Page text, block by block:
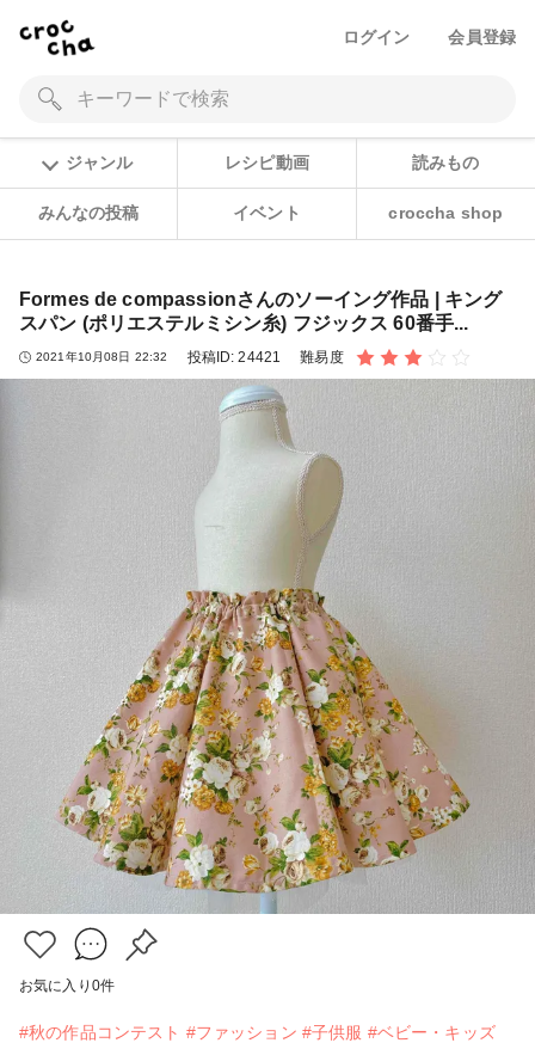
ログイン 会員登録
ジャンル レシピ動画 読みもの
みんなの投稿 イベント croccha shop
Formes de compassionさんのソーイング作品 | キング
スパン (ポリエステルミシン糸) フジックス 60番手...
2021年10月08日 22:32 投稿ID:24421 難易度
お気に入り 0件
#秋の作品コンテスト #ファッション #子供服 #ベビー・キッズ